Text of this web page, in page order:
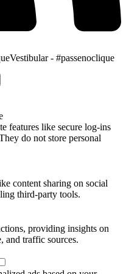
- #passenoclique
features like secure log-ins
do not store personal
content sharing on social
third-party tools.
providing insights on
and traffic sources.